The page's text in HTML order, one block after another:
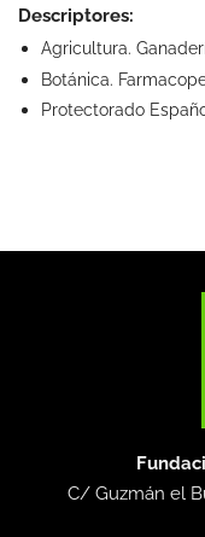
Descriptores:
Agricultura.
Botánica.
Protectorado
C/ Guzmán el